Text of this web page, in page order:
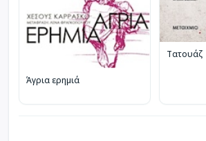
Άγρια ερημιά
Τατουάζ